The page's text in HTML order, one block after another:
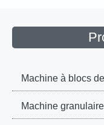
Machine à blocs
Machine